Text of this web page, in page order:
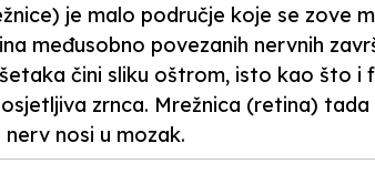
je malo područje koje se zove
međusobno povezanih nervnih
čini sliku oštrom, isto kao što i
zrnca. Mrežnica (retina)
nerv nosi u mozak.